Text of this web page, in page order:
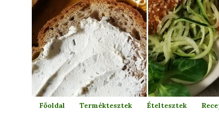
Főoldal Terméktesztek Ételtesztek